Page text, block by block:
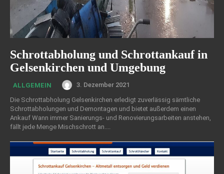
Schrottabholung und Schrottankauf in
Gelsenkirchen und Umgebung
ALLGEMEIN
3. Dezember 2021
Die Schrottabholung Gelsenkirchen erledigt zuverlässig sämtliche
Schrottabholungen und Demontagen und bietet außerdem einen
Ankauf Wann immer Sanierungs- und Renovierungsarbeiten anstehen,
fällt jede Menge Mischschrott an....